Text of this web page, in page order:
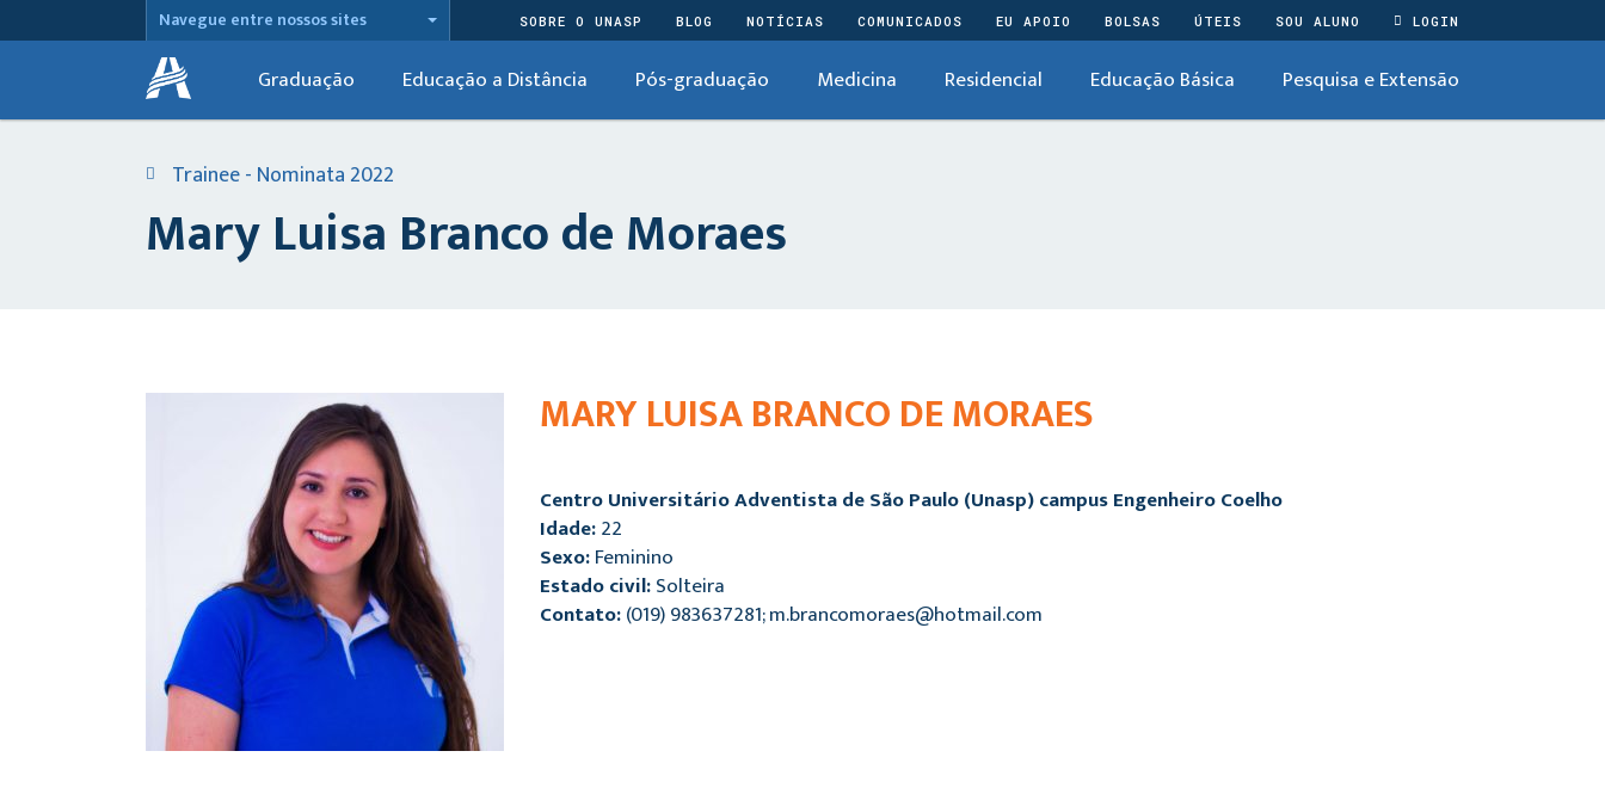
Navegue entre nossos sites SOBRE O UNASP BLOG NOTÍCIAS COMUNICADOS EU APOIO BOLSAS ÚTEIS SOU ALUNO LOGIN
Graduação Educação a Distância Pós-graduação Medicina Residencial Educação Básica Pesquisa e Extensão
Trainee - Nominata 2022
Mary Luisa Branco de Moraes
MARY LUISA BRANCO DE MORAES
Centro Universitário Adventista de São Paulo (Unasp) campus Engenheiro Coelho
Idade:22
Sexo:Feminino
Estado civil:Solteira
Contato:(019) 983637281; m.brancomoraes@hotmail.com